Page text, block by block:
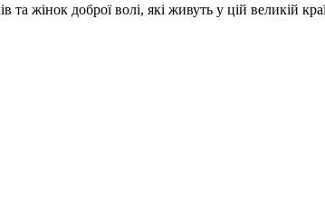
жінок доброї волі, які живуть у цій великій